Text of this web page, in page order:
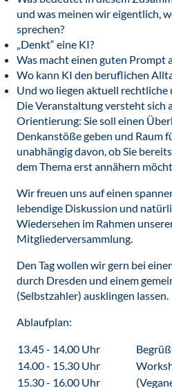
und was meinen wir eigentlich,
sprechen?
„Denkt“ eine KI?
Was macht einen guten Prompt
Wo kann KI den beruflichen
Und wo liegen aktuell rechtliche
Die Veranstaltung versteht sich
Orientierung: Sie soll einen
Denkanstöße geben und Raum
unabhängig davon, ob Sie
dem Thema erst annähern
Wir freuen uns auf einen
lebendige Diskussion und
Wiedersehen im Rahmen
Mitgliederversammlung.
Den Tag wollen wir gern bei
durch Dresden und einem
(Selbstzahler) ausklingen lassen.
Ablaufplan:
13.45 - 14.00 Uhr
14.00 - 15.30 Uhr
15.30 - 16.00 Uhr